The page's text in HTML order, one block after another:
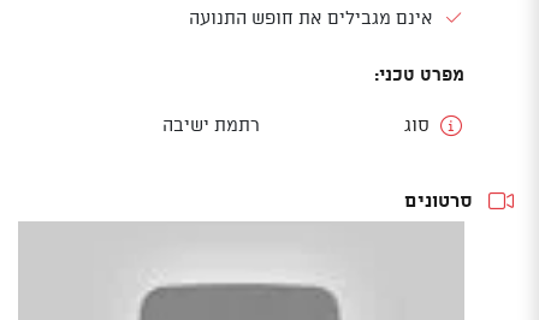
אינם מגבילים את חופש התנועה
מפרט טכני:
סוג רתמת ישיבה
סרטונים